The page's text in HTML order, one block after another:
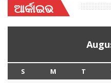
ଆର୍କାଇଭ
S M T